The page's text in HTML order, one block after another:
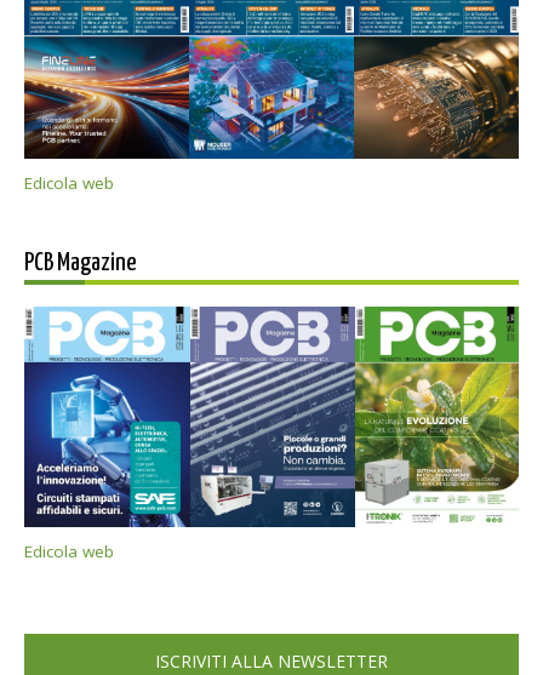
Edicola web
PCB Magazine
Edicola web
ISCRIVITI ALLA NEWSLETTER